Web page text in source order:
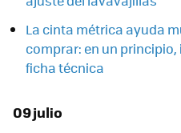
La cinta métrica ayuda
comprar: en un
ficha técnica
09 julio